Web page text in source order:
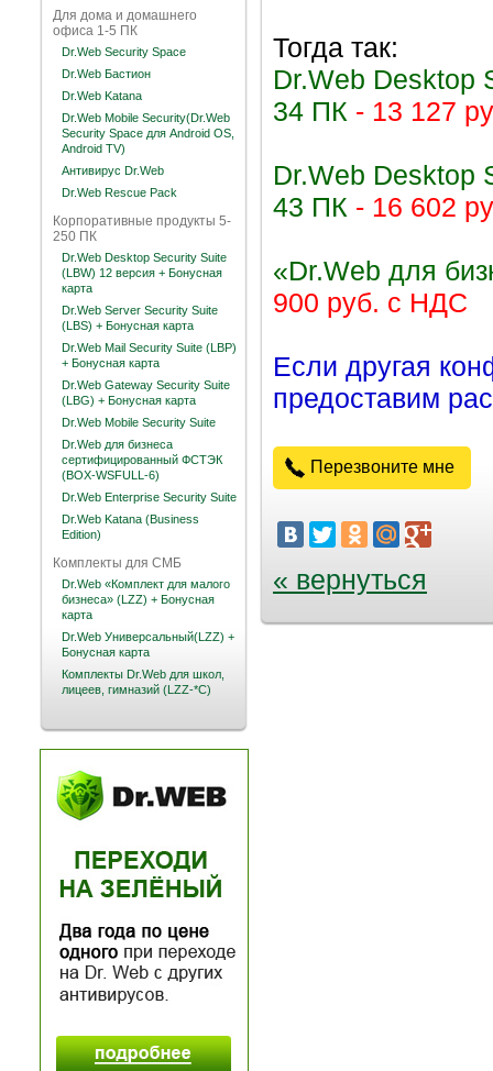
Для дома и домашнего
офиса 1-5 ПК
Dr.Web Security Space
Dr.Web Бастион
Dr.Web Katana
Dr.Web Mobile Security(Dr.Web
Security Space для Android OS,
Android TV)
Антивирус Dr.Web
Dr.Web Rescue Pack
Корпоративные продукты 5-
250 ПК
Dr.Web Desktop Security Suite
(LBW) 12 версия + Бонусная
карта
Dr.Web Server Security Suite
(LBS) + Бонусная карта
Dr.Web Mail Security Suite (LBP)
+ Бонусная карта
Dr.Web Gateway Security Suite
(LBG) + Бонусная карта
Dr.Web Mobile Security Suite
Dr.Web для бизнеса
сертифицированный ФСТЭК
(BOX-WSFULL-6)
Dr.Web Enterprise Security Suite
Dr.Web Katana (Business
Edition)
Комплекты для СМБ
Dr.Web «Комплект для малого
бизнеса» (LZZ) + Бонусная
карта
Dr.Web Универсальный(LZZ) +
Бонусная карта
Комплекты Dr.Web для школ,
лицеев, гимназий (LZZ-*C)
Тогда так:
Dr.Web Desktop
34 ПК - 13 127
Dr.Web Desktop
43 ПК - 16 602
«Dr.Web для
900 руб. с НДС
Если другая
предоставим
Перезвоните мне
« вернуться